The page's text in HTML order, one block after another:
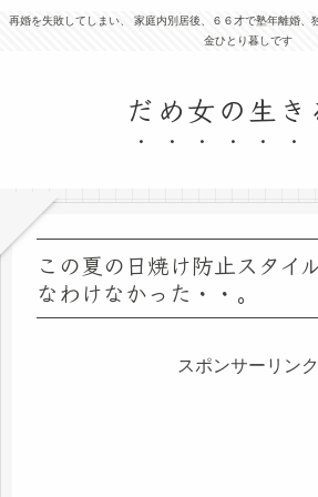
再婚を失敗してしまい、 家庭内別居後、６６才で塾年離婚、
金ひとり暮しです
だめ女の生き
この夏の日焼け防止スタイ
なわけなかった・・。
スポンサーリンク